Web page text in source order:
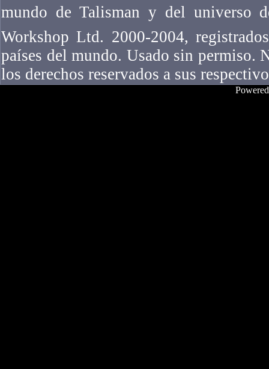
mundo de Talisman y del universo
Workshop Ltd. 2000-2004,
países del mundo. Usado sin permiso.
los derechos reservados a sus